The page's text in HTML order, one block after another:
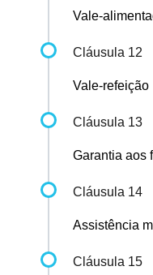
Vale-
Cláusula 12
Vale-refeição
Cláusula 13
Garantia aos
Cláusula 14
Assistência
Cláusula 15